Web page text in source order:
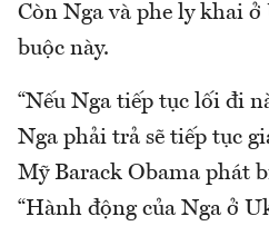
Còn Nga và phe ly khai ở
buộc này.
“Nếu Nga tiếp tục lối đi
Nga phải trả sẽ tiếp tục
Mỹ Barack Obama phát
“Hành động của Nga ở